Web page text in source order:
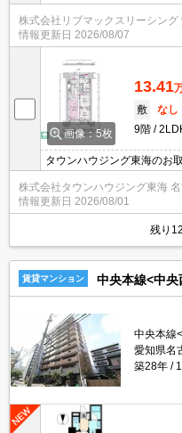
駅徒歩圏内♪オートロック
ど設備充実の分譲賃貸マンシ
株式会社リブマックスリーシング
情報更新日 2026/08/07
画像：5枚
13.41
敷
なし
9階
タウンハウジング東海のお
などお気軽にお問い合わせ
株式会社タウンハウジング東海
情報更新日 2026/08/01
残り
賃貸マンション 中央本線<中
中央本線
愛知県名
築28年